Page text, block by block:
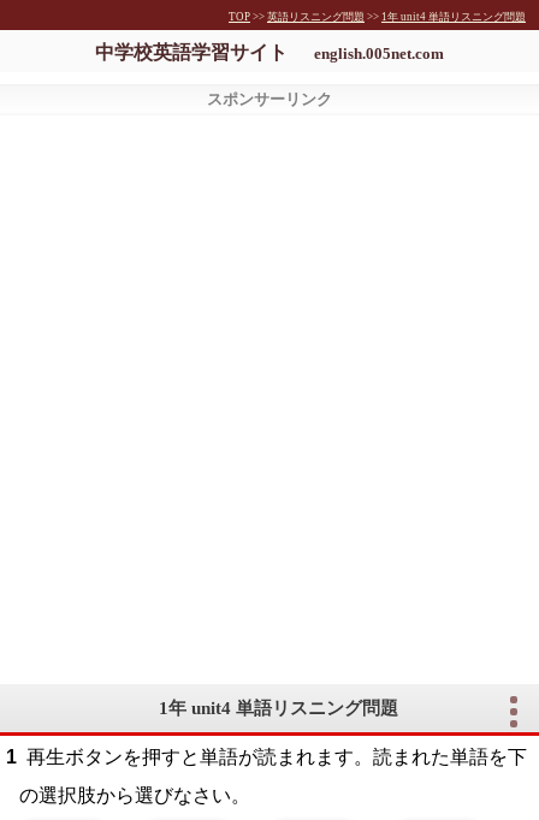
TOP >> 英語リスニング問題 >> 1年 unit4 単語リスニング問題
中学校英語学習サイト english.005net.com
1年 unit4 単語リスニング問題
再生ボタンを押すと単語が読まれます。読まれた単語を下
の選択肢から選びなさい。